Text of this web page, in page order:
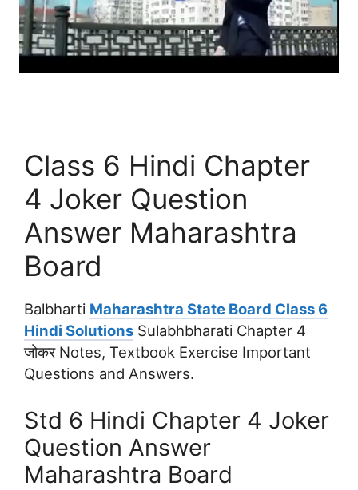
Class 6 Hindi Chapter
4 Joker Question
Answer Maharashtra
Board
Balbharti Maharashtra State Board Class 6
Hindi Solutions Sulabhbharati Chapter 4
जोकर Notes, Textbook Exercise Important
Questions and Answers.
Std 6 Hindi Chapter 4 Joker
Question Answer
Maharashtra Board